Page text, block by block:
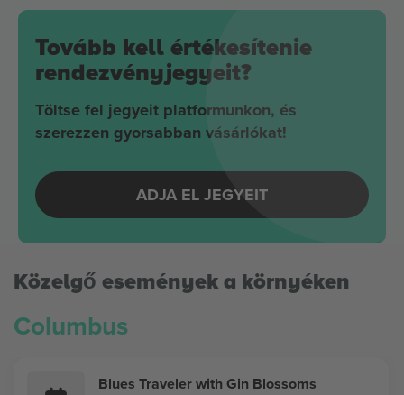
Tovább kell értékesítenie
rendezvényjegyeit?
Töltse fel jegyeit platformunkon, és
szerezzen gyorsabban vásárlókat!
ADJA EL JEGYEIT
Közelgő események a környéken
Columbus
Blues Traveler with Gin Blossoms